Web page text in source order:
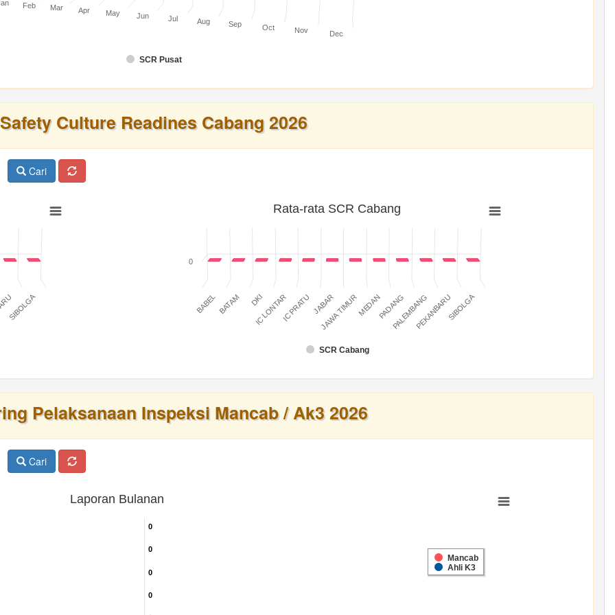
SCR Pusat
Feb Mar Apr May Jun Jul Aug Sep Oct Nov Dec
Safety Culture Readines Cabang 2026
Cari
SIBOLGA
Rata-rata SCR Cabang
SCR Cabang
BABELBATAM DKI
IC LONTARIC PRATU JABAR
JAWA TIMURMEDANPADANGPALEMBANGPEKANBARUSIBOLGA
0
Pelaksanaan Inspeksi Mancab / Ak3 2026
Cari
Laporan Bulanan
0
0
0
0
0
0
0
0
Mancab
Ahli K3